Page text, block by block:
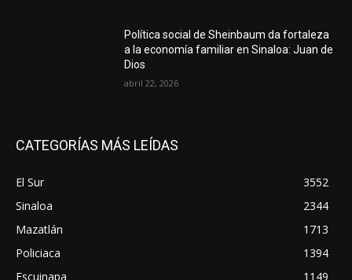
Política social de Sheinbaum da fortaleza
a la economía familiar en Sinaloa: Juan de
Dios
abril 22, 2026
CATEGORÍAS MÁS LEÍDAS
El Sur
3552
Sinaloa
2344
Mazatlán
1713
Policiaca
1394
Escuinapa
1149